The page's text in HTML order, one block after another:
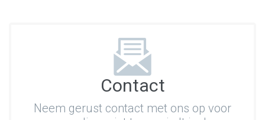
Contact
Neem gerust contact met ons op voor